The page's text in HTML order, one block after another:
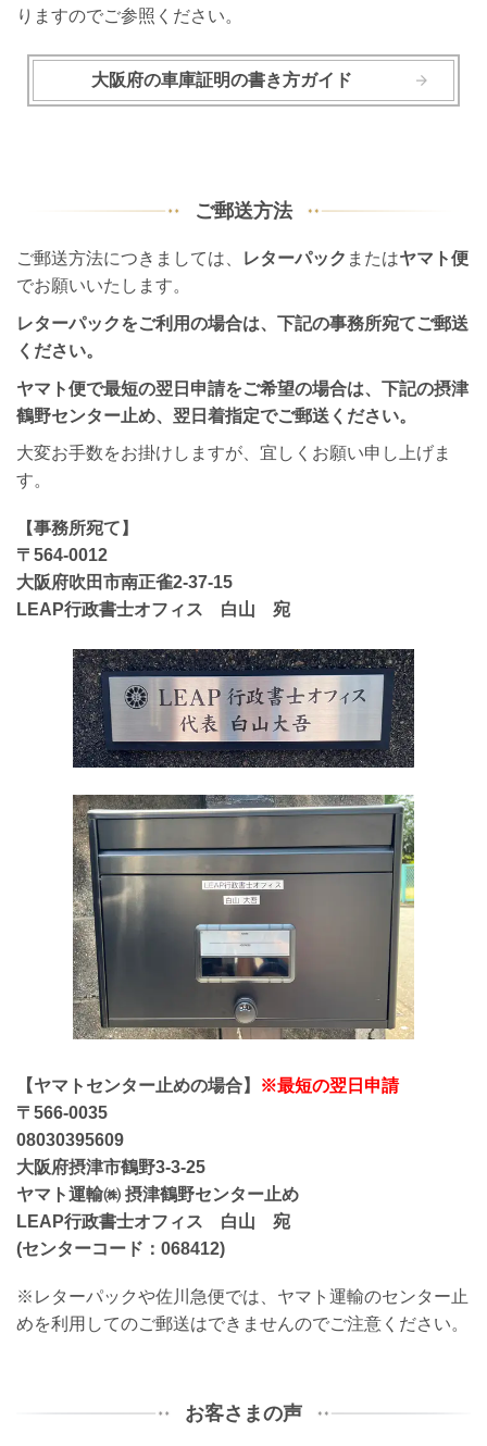
りますのでご参照ください。
大阪府の車庫証明の書き方ガイド
ご郵送方法
ご郵送方法につきましては、 レターパック またはヤマト便
でお願いいたします。
レターパックをご利用の場合は、下記の事務所宛てご郵送
ください。
ヤマト便で最短の翌日申請をご希望の場合は、下記の摂津
鶴野センター止め、翌日着指定でご郵送ください。
大変お手数をお掛けしますが、宜しくお願い申し上げま
す。
【事務所宛て】
〒564-0012
大阪府吹田市南正雀2-37-15
LEAP行政書士オフィス 白山 宛
【ヤマトセンター止めの場合】
※最短の翌日申請
〒566-0035
08030395609
大阪府摂津市鶴野3-3-25
ヤマト運輸㈱ 摂津鶴野センター止め
LEAP行政書士オフィス 白山 宛
(センターコード：068412)
※レターパックや佐川急便では、ヤマト運輸のセンター止
めを利用してのご郵送はできませんのでご注意ください。
お客さまの声